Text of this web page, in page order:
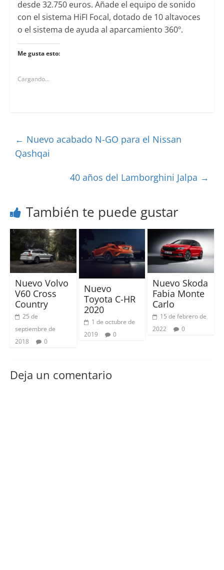
desde 32.750 euros. Añade el equipo de sonido
con el sistema HiFI Focal, dotado de 10 altavoces
o el sistema de ayuda al aparcamiento 360º.
Me gusta esto:
Cargando...
← Nuevo acabado N-GO para el Nissan
Qashqai
40 años del Lamborghini Jalpa →
También te puede gustar
Nuevo Volvo
V60 Cross
Country
25 de
septiembre de
2018
0
Nuevo
Toyota C-HR
2020
1 de octubre de
2019
0
Nuevo Skoda
Fabia Monte
Carlo
15 de febrero de
2022
0
Deja un comentario